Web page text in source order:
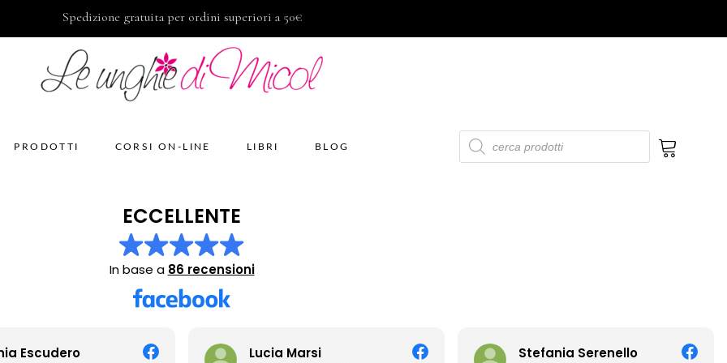
Spedizione gratuita per ordini superiori a 50€
PRODOTTI CORSI ON-LINE LIBRI BLOG
Products
search
ECCELLENTE
In base a 86 recensioni
Escudero Lucia Marsi Stefania Serenello